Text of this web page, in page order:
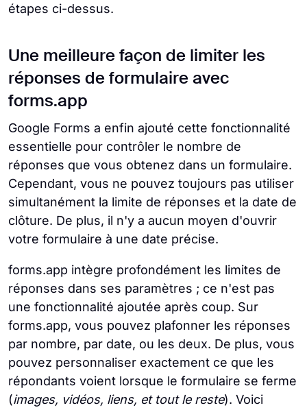
étapes ci-dessus.
Une meilleure façon de limiter les
réponses de formulaire avec
forms.app
Google Forms a enfin ajouté cette fonctionnalité
essentielle pour contrôler le nombre de
réponses que vous obtenez dans un formulaire.
Cependant, vous ne pouvez toujours pas utiliser
simultanément la limite de réponses et la date de
clôture. De plus, il n'y a aucun moyen d'ouvrir
votre formulaire à une date précise.
forms.app intègre profondément les limites de
réponses dans ses paramètres ; ce n'est pas
une fonctionnalité ajoutée après coup. Sur
forms.app, vous pouvez plafonner les réponses
par nombre, par date, ou les deux. De plus, vous
pouvez personnaliser exactement ce que les
répondants voient lorsque le formulaire se ferme
(images, vidéos, liens, et tout le reste). Voici